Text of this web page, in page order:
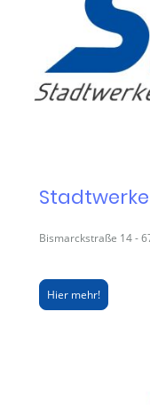
Bismarckstraße 14
Hier mehr!